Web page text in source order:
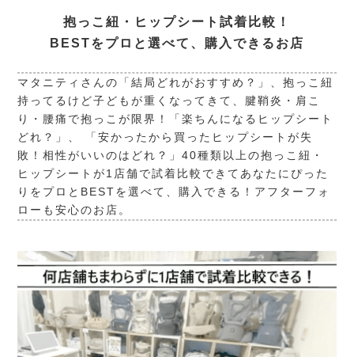
抱っこ紐・ヒップシート試着比較！
BESTをプロと選べて、購入できるお店
マタニティさんの「結局どれがおすすめ？」、抱っこ紐
持ってるけど子どもが重くなってきて、腱鞘炎・肩こ
り・腰痛で抱っこが限界！「楽ちんになるヒップシート
どれ？」、 「安かったから買ったヒップシートが失
敗！相性がいいのはどれ？」40種類以上の抱っこ紐・
ヒップシートが1店舗で試着比較できてあなたにぴった
りをプロとBESTを選べて、購入できる！アフターフォ
ローも安心のお店。